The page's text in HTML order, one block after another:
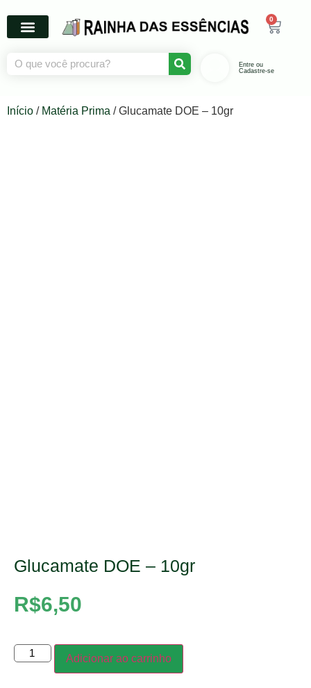
0
Entre ou
Cadastre-se
Início / Matéria Prima / Glucamate DOE – 10gr
Glucamate DOE – 10gr
R$6,50
Adicionar ao carrinho